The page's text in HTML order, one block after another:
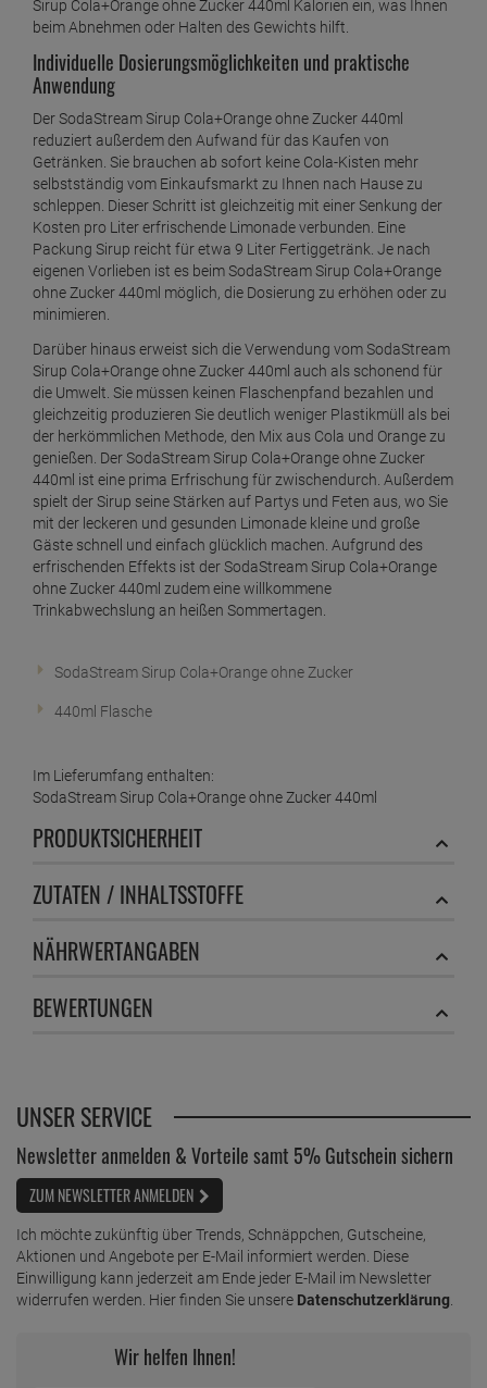
Sirup Cola+Orange ohne Zucker 440ml Kalorien ein, was Ihnen
beim Abnehmen oder Halten des Gewichts hilft.
Individuelle Dosierungsmöglichkeiten und praktische
Anwendung
Der SodaStream Sirup Cola+Orange ohne Zucker 440ml
reduziert außerdem den Aufwand für das Kaufen von
Getränken. Sie brauchen ab sofort keine Cola-Kisten mehr
selbstständig vom Einkaufsmarkt zu Ihnen nach Hause zu
schleppen. Dieser Schritt ist gleichzeitig mit einer Senkung der
Kosten pro Liter erfrischende Limonade verbunden. Eine
Packung Sirup reicht für etwa 9 Liter Fertiggetränk. Je nach
eigenen Vorlieben ist es beim SodaStream Sirup Cola+Orange
ohne Zucker 440ml möglich, die Dosierung zu erhöhen oder zu
minimieren.
Darüber hinaus erweist sich die Verwendung vom SodaStream
Sirup Cola+Orange ohne Zucker 440ml auch als schonend für
die Umwelt. Sie müssen keinen Flaschenpfand bezahlen und
gleichzeitig produzieren Sie deutlich weniger Plastikmüll als bei
der herkömmlichen Methode, den Mix aus Cola und Orange zu
genießen. Der SodaStream Sirup Cola+Orange ohne Zucker
440ml ist eine prima Erfrischung für zwischendurch. Außerdem
spielt der Sirup seine Stärken auf Partys und Feten aus, wo Sie
mit der leckeren und gesunden Limonade kleine und große
Gäste schnell und einfach glücklich machen. Aufgrund des
erfrischenden Effekts ist der SodaStream Sirup Cola+Orange
ohne Zucker 440ml zudem eine willkommene
Trinkabwechslung an heißen Sommertagen.
SodaStream Sirup Cola+Orange ohne Zucker
440ml Flasche
Im Lieferumfang enthalten:
SodaStream Sirup Cola+Orange ohne Zucker 440ml
PRODUKTSICHERHEIT
ZUTATEN / INHALTSSTOFFE
NÄHRWERTANGABEN
BEWERTUNGEN
UNSER SERVICE
Newsletter anmelden & Vorteile samt 5% Gutschein sichern
ZUM NEWSLETTER ANMELDEN
Ich möchte zukünftig über Trends, Schnäppchen, Gutscheine,
Aktionen und Angebote per E-Mail informiert werden. Diese
Einwilligung kann jederzeit am Ende jeder E-Mail im Newsletter
widerrufen werden. Hier finden Sie unsere Datenschutzerklärung.
Wir helfen Ihnen!